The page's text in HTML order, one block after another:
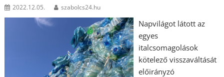
2022.12.05. szabolcs24.hu
Napvilágot látott az
egyes
italcsomagolások
kötelező visszaváltását
előirányzó